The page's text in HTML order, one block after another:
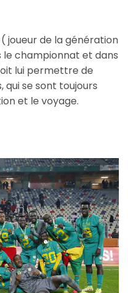
joueur de la génération
le championnat et dans
lui permettre de
se sont toujours
et le voyage.